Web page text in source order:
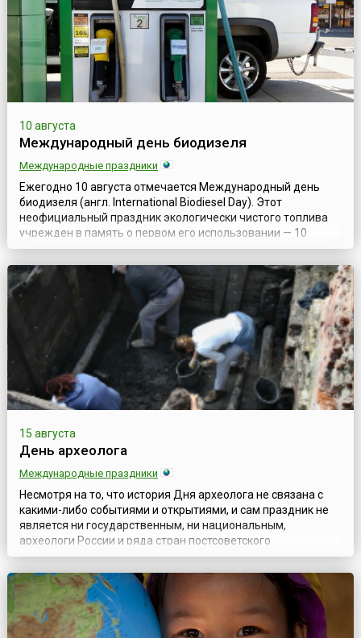
10 августа
Международный день биодизеля
Международные праздники
Ежегодно 10 августа отмечается Международный день
биодизеля (англ. International Biodiesel Day). Этот
неофициальный праздник экологически чистого топлива
учрежден в память о первом его использовании — 10
августа 1893 года был запущен двигатель, работающий на
топливе, основой которого стало арахисовое масло, и с
целью распространения информации о преимуществах
биодизельного топлива.Сам же дизел...
15 августа
День археолога
Международные праздники
Несмотря на то, что история Дня археолога не связана с
какими-либо событиями и открытиями, и сам праздник не
является ни государственным, ни национальным,
археологи России и ряда стран постсоветского
пространства отмечают свой профессиональный праздник
15 августа. Существует несколько версий истории его
возникновения. По одной из них, традиция отмечать 15
августа День археолога сложилась в ССС...